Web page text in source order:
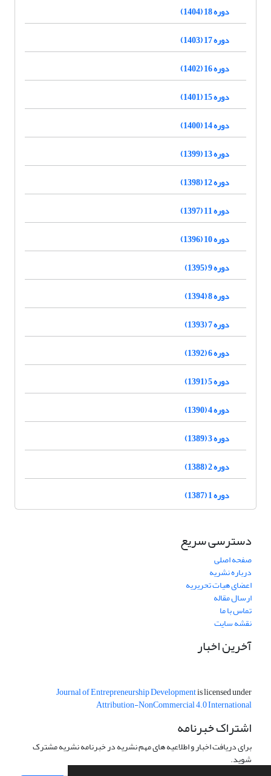
دوره 18 (1404)
دوره 17 (1403)
دوره 16 (1402)
دوره 15 (1401)
دوره 14 (1400)
دوره 13 (1399)
دوره 12 (1398)
دوره 11 (1397)
دوره 10 (1396)
دوره 9 (1395)
دوره 8 (1394)
دوره 7 (1393)
دوره 6 (1392)
دوره 5 (1391)
دوره 4 (1390)
دوره 3 (1389)
دوره 2 (1388)
دوره 1 (1387)
دسترسی سریع
صفحه اصلی
درباره نشریه
اعضای هیات تحریریه
ارسال مقاله
تماس با ما
نقشه سایت
آخرین اخبار
Journal of Entrepreneurship Developmentis licensed under
Attribution-NonCommercial 4.0 International
اشتراک خبرنامه
برای دریافت اخبار و اطلاعیه های مهم نشریه در خبرنامه نشریه مشترک
شوید.